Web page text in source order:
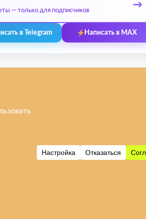
— только для подписчиков
→
в Telegram Написать в MAX
Poco